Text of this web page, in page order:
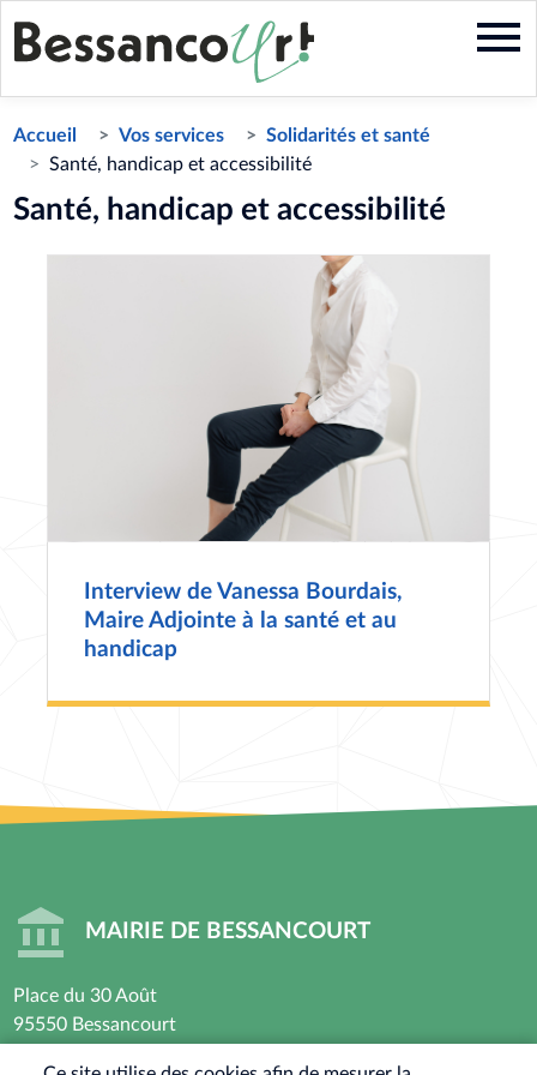
Aller
au
contenu
Accueil Vos services
Solidarités et santé
Santé, handicap et accessibilité
Santé, handicap et accessibilité
Interview de Vanessa Bourdais,
Maire Adjointe à la santé et au
handicap
MAIRIE DE BESSANCOURT
Place du 30 Août
95550 Bessancourt